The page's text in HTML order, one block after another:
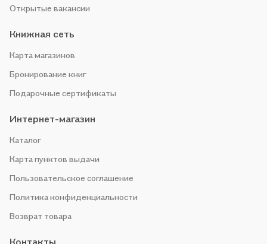
Открытые вакансии
Книжная сеть
Карта магазинов
Бронирование книг
Подарочные сертификаты
Интернет-магазин
Каталог
Карта пунктов выдачи
Пользовательское соглашение
Политика конфиденциальности
Возврат товара